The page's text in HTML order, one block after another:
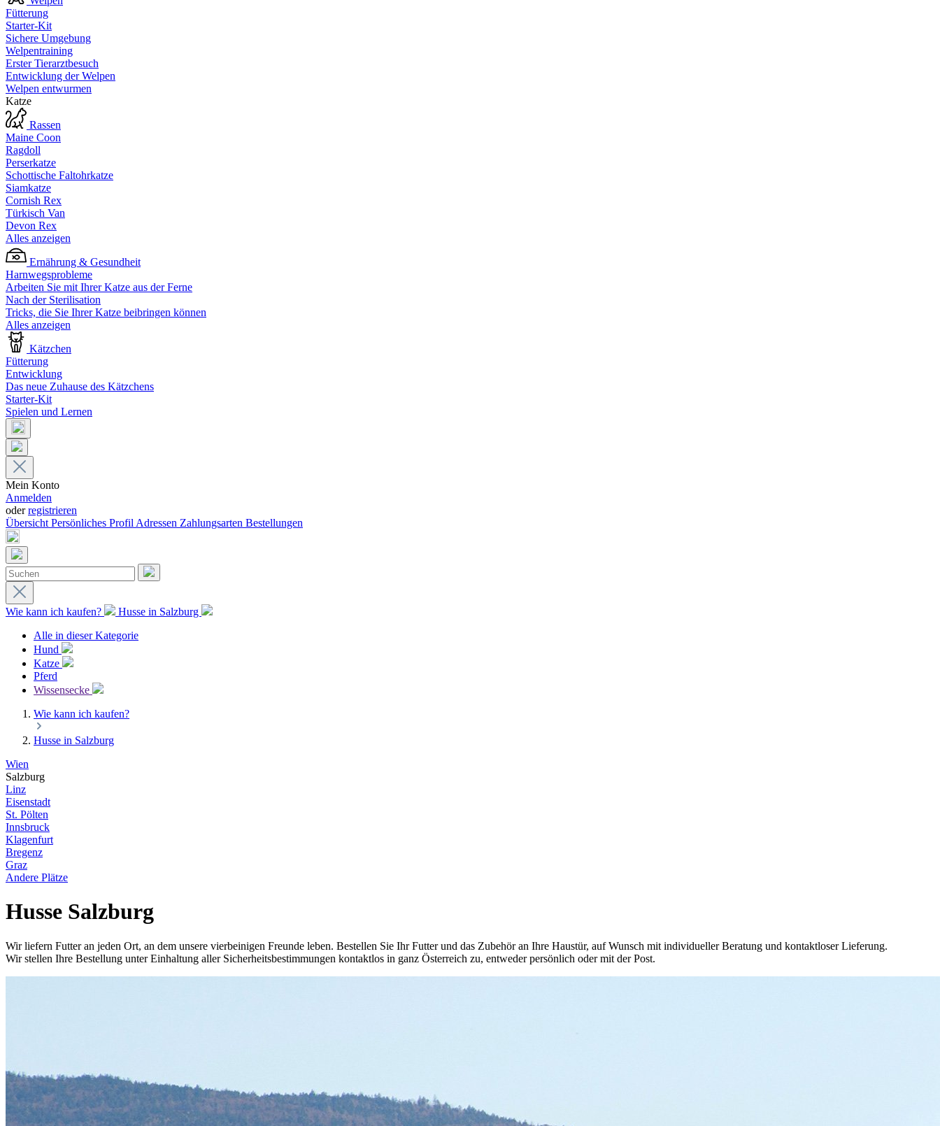
Fütterung
Starter-Kit
Sichere Umgebung
Welpentraining
Erster Tierarztbesuch
Entwicklung der Welpen
Welpen entwurmen
Katze
Rassen
Maine Coon
Ragdoll
Perserkatze
Schottische Faltohrkatze
Siamkatze
Cornish Rex
Türkisch Van
Devon Rex
Alles anzeigen
Ernährung & Gesundheit
Harnwegsprobleme
Arbeiten Sie mit Ihrer Katze aus der Ferne
Nach der Sterilisation
Tricks, die Sie Ihrer Katze beibringen können
Alles anzeigen
Kätzchen
Fütterung
Entwicklung
Das neue Zuhause des Kätzchens
Starter-Kit
Spielen und Lernen
Mein Konto
Anmelden
oderregistrieren
Übersicht Persönliches Profil Adressen Zahlungsarten Bestellungen
Wie kann ich kaufen?
Husse in Salzburg
Alle in dieser Kategorie
Hund
Katze
Pferd
Wissensecke
Wie kann ich kaufen?
Husse in Salzburg
Wien
Salzburg
Linz
Eisenstadt
St. Pölten
Innsbruck
Klagenfurt
Bregenz
Graz
Andere Plätze
Husse Salzburg
Wir liefern Futter an jeden Ort, an dem unsere vierbeinigen Freunde leben. Bestellen Sie Ihr Futter und das Zubehör an Ihre Haustür, auf Wunsch mit individueller Beratung und kontaktloser Lieferung.
Wir stellen Ihre Bestellung unter Einhaltung aller Sicherheitsbestimmungen kontaktlos in ganz Österreich zu, entweder persönlich oder mit der Post.